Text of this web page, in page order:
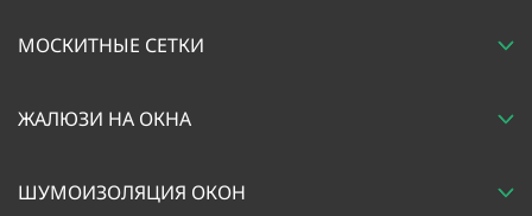
МОСКИТНЫЕ СЕТКИ
ЖАЛЮЗИ НА ОКНА
ШУМОИЗОЛЯЦИЯ ОКОН